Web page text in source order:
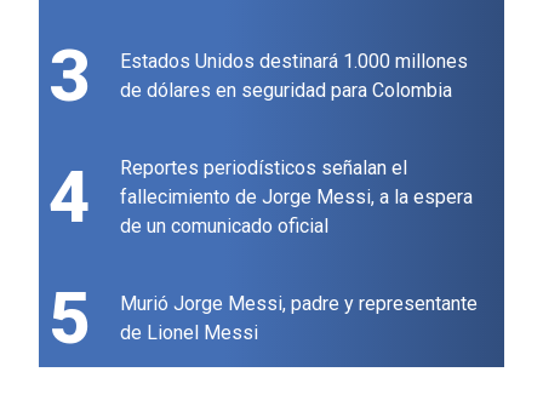
3
Estados Unidos destinará 1.000 millones
de dólares en seguridad para Colombia
4
Reportes periodísticos señalan el
fallecimiento de Jorge Messi, a la espera
de un comunicado oficial
5
Murió Jorge Messi, padre y representante
de Lionel Messi